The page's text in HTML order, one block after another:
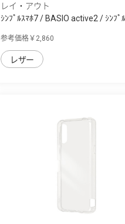
レイ・アウト
ｼﾝﾌﾟﾙｽﾏﾎ7 / BASIO active2 / ｼﾝﾌﾟﾙ
参考価格￥2,860
レザー